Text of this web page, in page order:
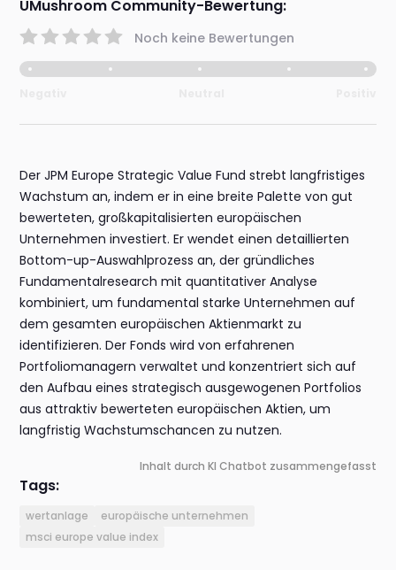
UMushroom Community-Bewertung:
Noch keine Bewertungen
Der JPM Europe Strategic Value Fund strebt langfristiges
Wachstum an, indem er in eine breite Palette von gut
bewerteten, großkapitalisierten europäischen
Unternehmen investiert. Er wendet einen detaillierten
Bottom-up-Auswahlprozess an, der gründliches
Fundamentalresearch mit quantitativer Analyse
kombiniert, um fundamental starke Unternehmen auf
dem gesamten europäischen Aktienmarkt zu
identifizieren. Der Fonds wird von erfahrenen
Portfoliomanagern verwaltet und konzentriert sich auf
den Aufbau eines strategisch ausgewogenen Portfolios
aus attraktiv bewerteten europäischen Aktien, um
langfristig Wachstumschancen zu nutzen.
Inhalt durch KI Chatbot zusammengefasst
Tags:
wertanlage
europäische unternehmen
msci europe value index